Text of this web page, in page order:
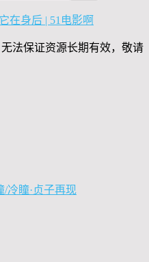
在身后 | 51电影啊
法保证资源长期有效，敬请
/冷瞳·贞子再现